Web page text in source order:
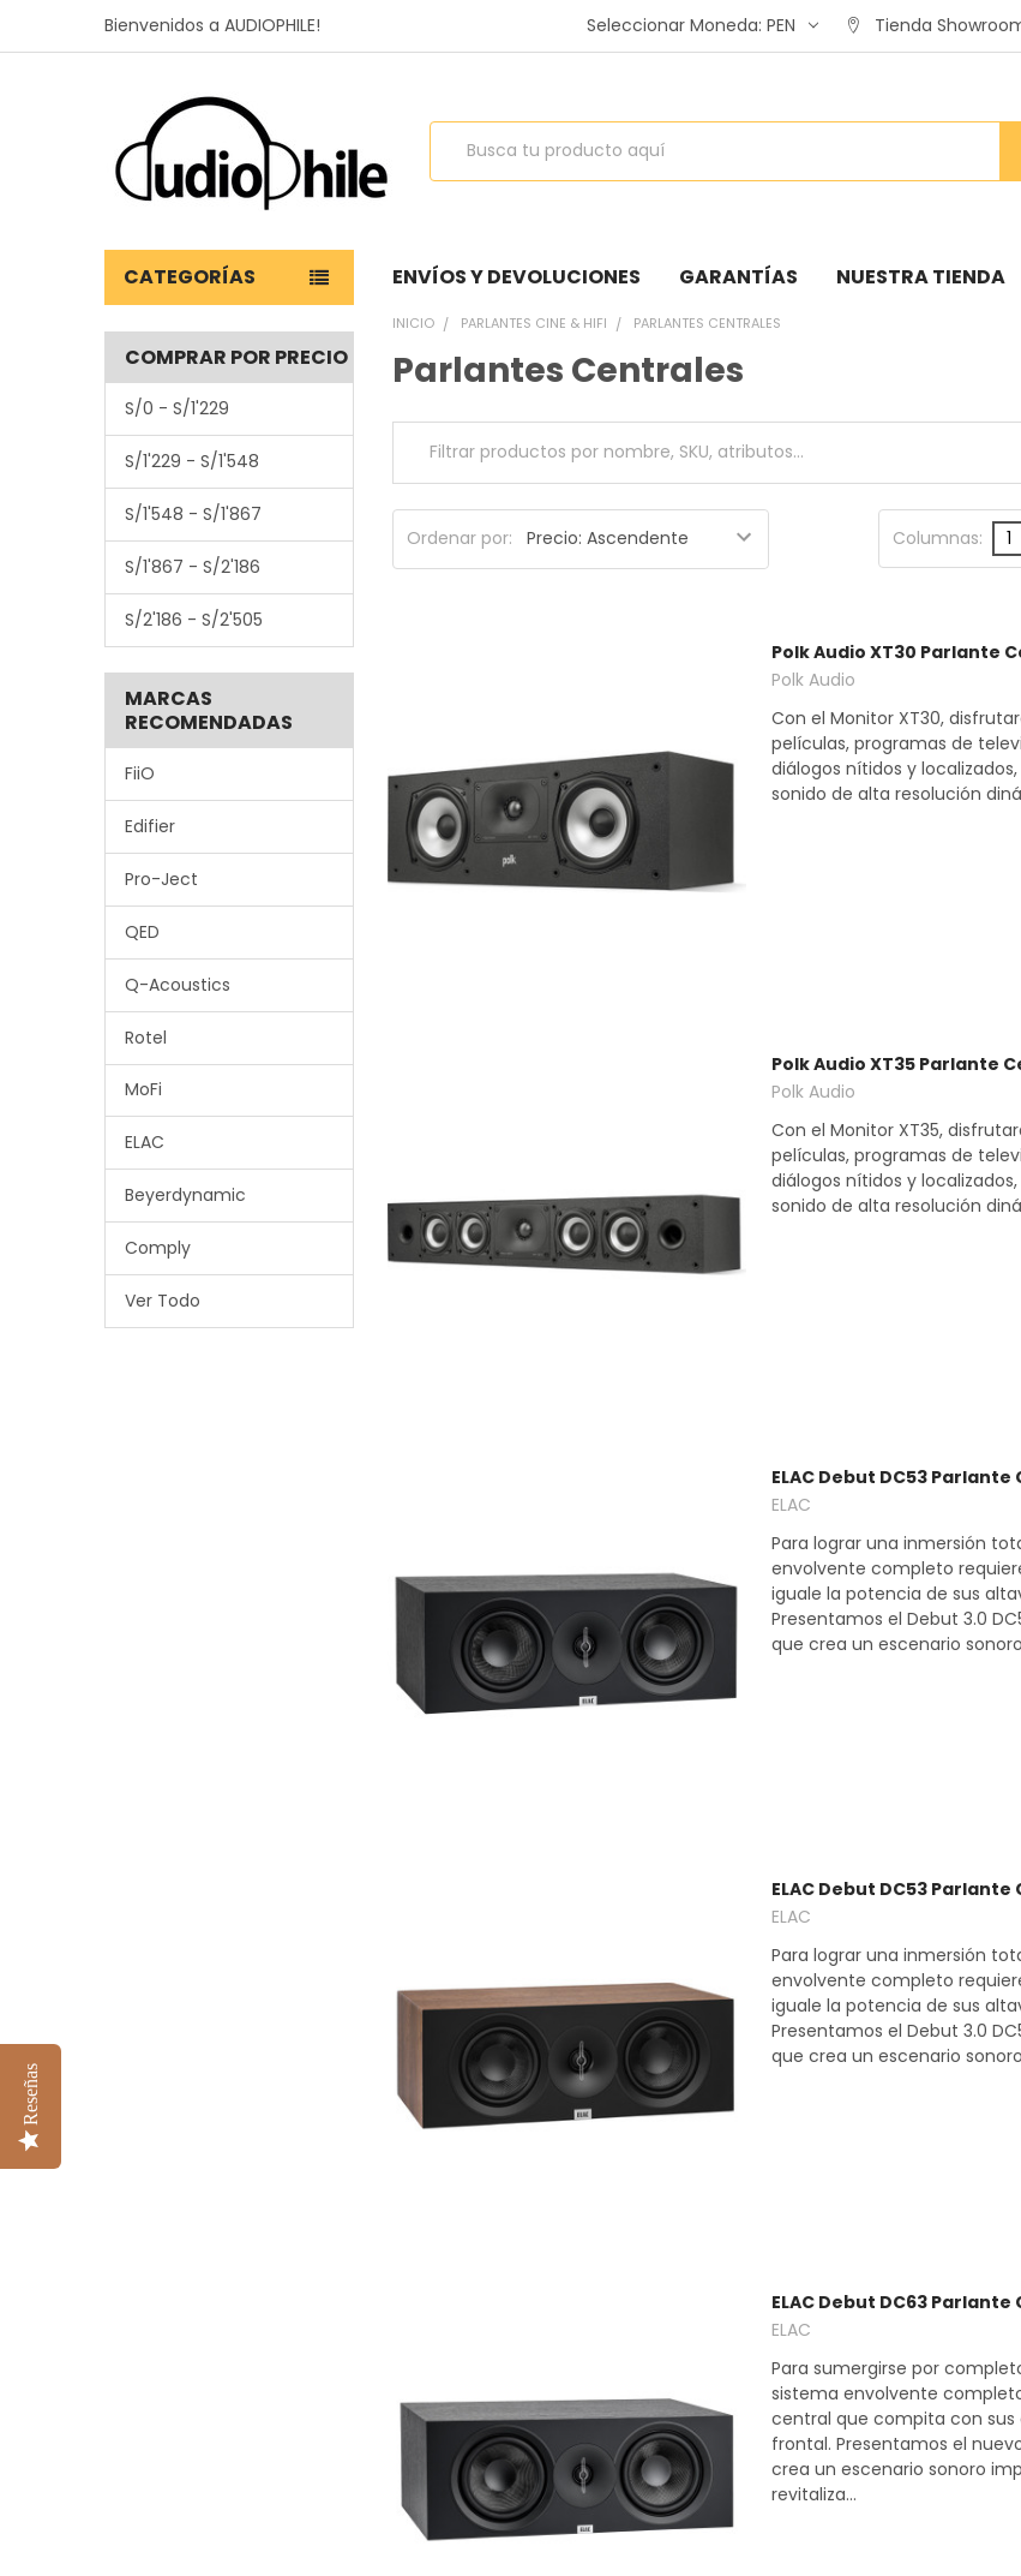
Bienvenidos a AUDIOPHILE! Seleccionar Moneda:PEN Tienda
Buscar
CATEGORÍAS ENVÍOS Y DEVOLUCIONES GARANTÍAS NUESTRA TIENDA
COMPRAR POR PRECIO
S/0 - S/1'229
S/1'229 - S/1'548
S/1'548 - S/1'867
S/1'867 - S/2'186
S/2'186 - S/2'505
MARCAS
RECOMENDADAS
FiiO
Edifier
Pro-Ject
QED
Q-Acoustics
Rotel
MoFi
ELAC
Beyerdynamic
Comply
Ver Todo
INICIO PARLANTES CINE & HIFI PARLANTES CENTRALES
Parlantes Centrales
Ordenar por: Columnas: 1
Polk Audio XT30 Parlante
Polk Audio
Con el Monitor XT30,
películas, programas de
diálogos nítidos y
sonido de alta resolución
Polk Audio XT35 Parlante
Polk Audio
Con el Monitor XT35,
películas, programas de
diálogos nítidos y
sonido de alta resolución
ELAC Debut DC53
ELAC
Para lograr una inmersión
envolvente completo
iguale la potencia de sus
Presentamos el Debut 3.0
que crea un escenario
ELAC Debut DC53
ELAC
Para lograr una inmersión
envolvente completo
iguale la potencia de sus
Presentamos el Debut 3.0
que crea un escenario
ELAC Debut DC63
ELAC
Para sumergirse por
sistema envolvente
central que compita con
frontal. Presentamos el
crea un escenario sonoro
revitaliza...
Reseñas